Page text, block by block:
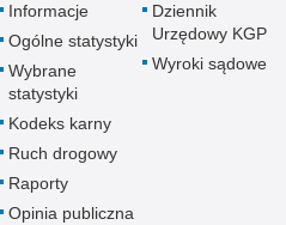
Informacje
Ogólne statystyki
Wybrane
statystyki
Kodeks karny
Ruch drogowy
Raporty
Opinia publiczna
Dziennik
Urzędowy KGP
Wyroki sądowe